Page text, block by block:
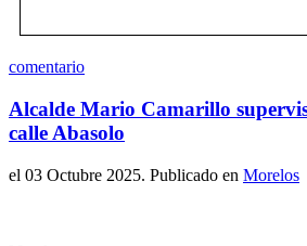
comentario
Alcalde Mario Camarillo
calle Abasolo
el 03 Octubre 2025. Publicado en Morelos